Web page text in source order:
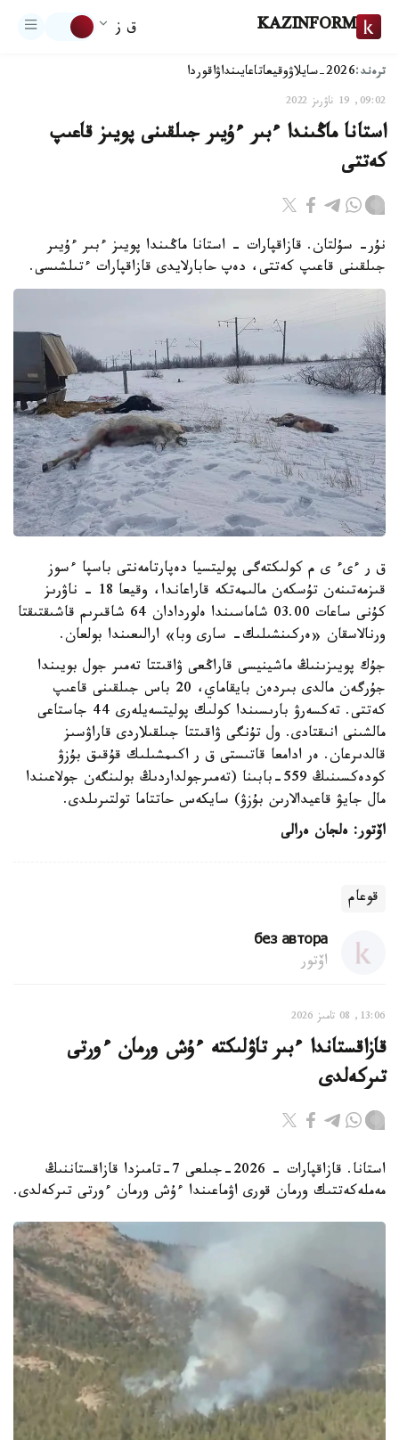
KAZINFORM ق ز
ترەند:2026-سايلاۋ وقيعاتاعايىنداۋاقوردا
09:02, 19 ناۋرىز 2022
استانا ماڭىندا ءبىر ءۇيىر جىلقىنى پويىز قاعىپ
كەتتى
نۇر- سۇلتان. قازاقپارات - استانا ماڭىندا پويىز ءبىر ءۇيىر
جىلقىنى قاعىپ كەتتى، دەپ حابارلايدى قازاقپارات ءتىلشىسى.
ق ر ءىء ى م كولىكتەگى پوليتسيا دەپارتامەنتى باسپا ءسوز
قىزمەتىنەن تۇسكەن مالىمەتكە قاراعاندا، وقيعا 18 - ناۋرىز
كۇنى ساعات 03.00 شاماسىندا ەلوردادان 64 شاقىرىم قاشىقتىقتا
ورنالاسقان «ەركىنشىلىك- سارى وبا» ارالىعىندا بولعان.
جۇك پويىزىنىڭ ماشينيسى قاراڭعى ۋاقىتتا تەمىر جول بويىندا
جۇرگەن مالدى بىردەن بايقاماي، 20 باس جىلقىنى قاعىپ
كەتتى. تەكسەرۋ بارىسىندا كولىك پوليتسەيلەرى 44 جاستاعى
مالشىنى انىقتادى. ول تۇنگى ۋاقىتتا جىلقىلاردى قاراۋسىز
قالدىرعان. ەر ادامعا قاتىستى ق ر اكىمشىلىك قۇقىق بۇزۋ
كودەكسىنىڭ 559-بابىنا (تەمىرجولداردىڭ بولىنگەن جولاعىندا
مال جايۋ قاعيدالارىن بۇزۋ) سايكەس حاتتاما تولتىرىلدى.
اۆتور: ەلجان ەرالى
قوعام
без автора
اۆتور
13:06, 08 تامىز 2026
قازاقستاندا ءبىر تاۋلىكتە ءۇش ورمان ءورتى
تىركەلدى
استانا. قازاقپارات - 2026-جىلعى 7-تامىزدا قازاقستاننىڭ
مەملەكەتتىك ورمان قورى اۋماعىندا ءۇش ورمان ءورتى تىركەلدى.